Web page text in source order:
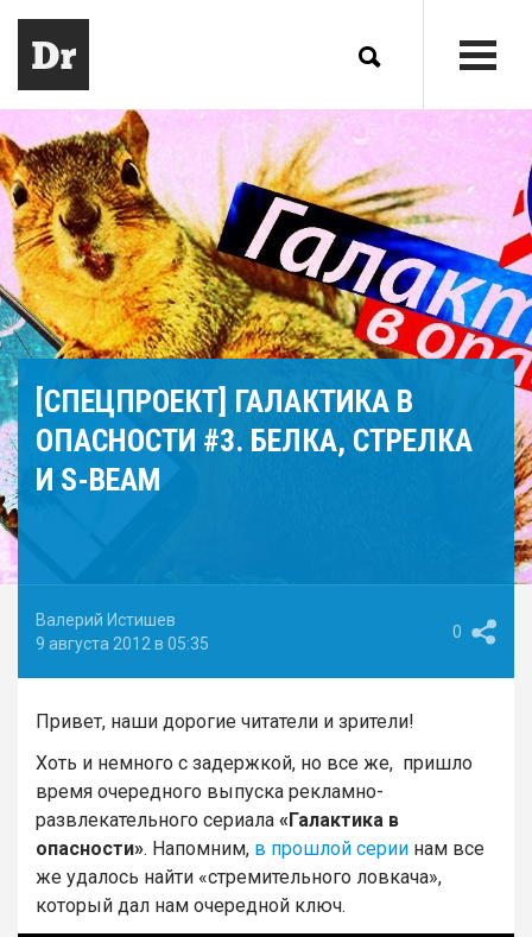
[СПЕЦПРОЕКТ] ГАЛАКТИКА В
ОПАСНОСТИ #3. БЕЛКА, СТРЕЛКА
И S-BEAM
Валерий Истишев
9 августа 2012 в 05:35
0
Привет, наши дорогие читатели и зрители!
Хоть и немного с задержкой, но все же, пришло
время очередного выпуска рекламно-
развлекательного сериала «Галактика в
опасности». Напомним, в прошлой серии нам все
же удалось найти «стремительного ловкача»,
который дал нам очередной ключ.